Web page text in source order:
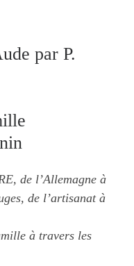
par P.
de l’Allemagne à
de l’artisanat à
à travers les